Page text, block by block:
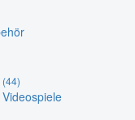
(44)